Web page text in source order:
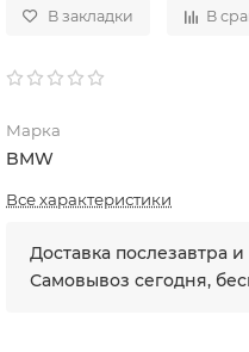
В закладки В
Марка
BMW
Все характеристики
Доставка послезавтра и
Самовывоз сегодня,